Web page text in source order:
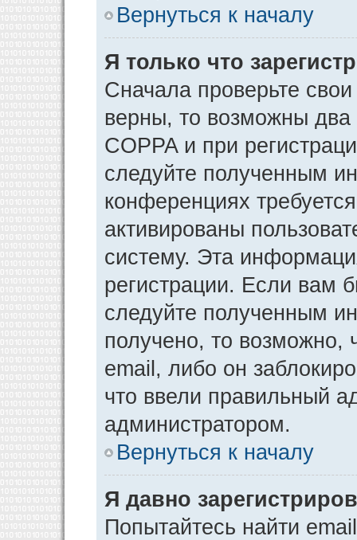
Вернуться к началу
Я только что
Сначала проверьте
верны, то возможны
COPPA и при
следуйте полученным
конференциях
активированы
систему. Эта
регистрации. Если вам
следуйте полученным
получено, то возможно,
email, либо он
что ввели правильный
администратором.
Вернуться к началу
Я давно
Попытайтесь найти